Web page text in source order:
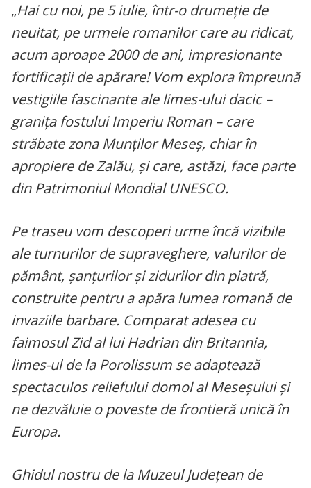
„Hai cu noi, pe 5 iulie, într-o drumeție de
neuitat, pe urmele romanilor care au ridicat,
acum aproape 2000 de ani, impresionante
fortificații de apărare! Vom explora împreună
vestigiile fascinante ale limes-ului dacic –
granița fostului Imperiu Roman – care
străbate zona Munților Meseș, chiar în
apropiere de Zalău, și care, astăzi, face parte
din Patrimoniul Mondial UNESCO.
Pe traseu vom descoperi urme încă vizibile
ale turnurilor de supraveghere, valurilor de
pământ, șanțurilor și zidurilor din piatră,
construite pentru a apăra lumea romană de
invaziile barbare. Comparat adesea cu
faimosul Zid al lui Hadrian din Britannia,
limes-ul de la Porolissum se adaptează
spectaculos reliefului domol al Meseșului și
ne dezvăluie o poveste de frontieră unică în
Europa.
Ghidul nostru de la Muzeul Județean de